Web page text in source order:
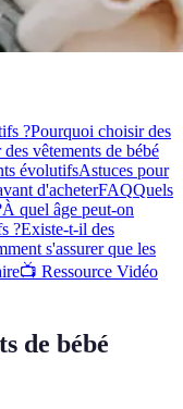
?Pourquoi choisir des
vêtements de bébé
évolutifsAstuces pour
d'acheterFAQQuels
À quel âge peut-on
?Existe-t-il des
s'assurer que les
📺 Ressource Vidéo
de bébé